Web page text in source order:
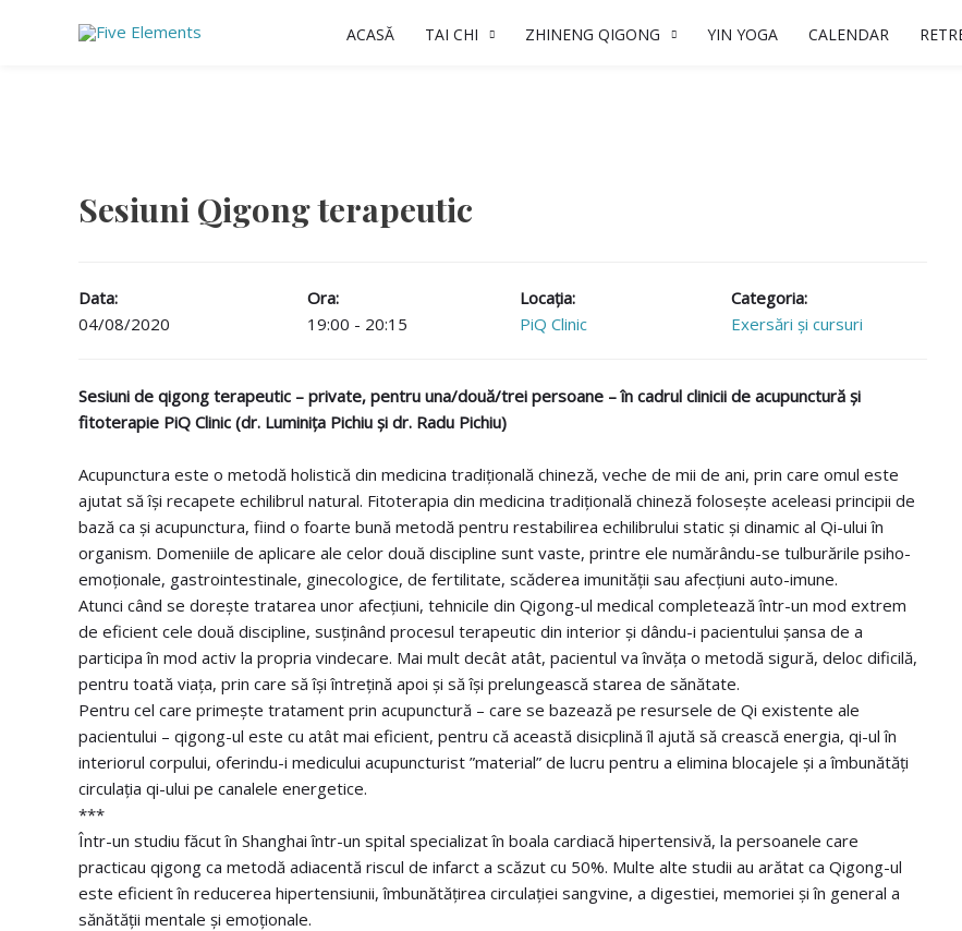
ACASĂ TAI CHI ZHINENG QIGONG YIN YOGA CALENDAR
Sesiuni Qigong terapeutic
Data:
04/08/2020
Ora:
19:00 - 20:15
Locaţia:
PiQ Clinic
Categoria:
Exersări și cursuri
Sesiuni de qigong terapeutic – private, pentru una/două/trei persoane – în cadrul clinicii de acupunctură și
fitoterapie PiQ Clinic (dr. Luminița Pichiu și dr. Radu Pichiu)
Acupunctura este o metodă holistică din medicina tradițională chineză, veche de mii de ani, prin care omul este
ajutat să își recapete echilibrul natural. Fitoterapia din medicina tradițională chineză folosește aceleasi principii de
bază ca și acupunctura, fiind o foarte bună metodă pentru restabilirea echilibrului static și dinamic al Qi-ului în
organism. Domeniile de aplicare ale celor două discipline sunt vaste, printre ele numărându-se tulburările psiho-
emoționale, gastrointestinale, ginecologice, de fertilitate, scăderea imunității sau afecțiuni auto-imune.
Atunci când se dorește tratarea unor afecțiuni, tehnicile din Qigong-ul medical completează într-un mod extrem
de eficient cele două discipline, susținând procesul terapeutic din interior și dându-i pacientului șansa de a
participa în mod activ la propria vindecare. Mai mult decât atât, pacientul va învăța o metodă sigură, deloc dificilă,
pentru toată viața, prin care să își întrețină apoi și să își prelungească starea de sănătate.
Pentru cel care primește tratament prin acupunctură – care se bazează pe resursele de Qi existente ale
pacientului – qigong-ul este cu atât mai eficient, pentru că această disicplină îl ajută să crească energia, qi-ul în
interiorul corpului, oferindu-i medicului acupuncturist ”material” de lucru pentru a elimina blocajele și a îmbunătăți
circulația qi-ului pe canalele energetice.
***
Într-un studiu făcut în Shanghai într-un spital specializat în boala cardiacă hipertensivă, la persoanele care
practicau qigong ca metodă adiacentă riscul de infarct a scăzut cu 50%. Multe alte studii au arătat ca Qigong-ul
este eficient în reducerea hipertensiunii, îmbunătățirea circulației sangvine, a digestiei, memoriei și în general a
sănătății mentale și emoționale.